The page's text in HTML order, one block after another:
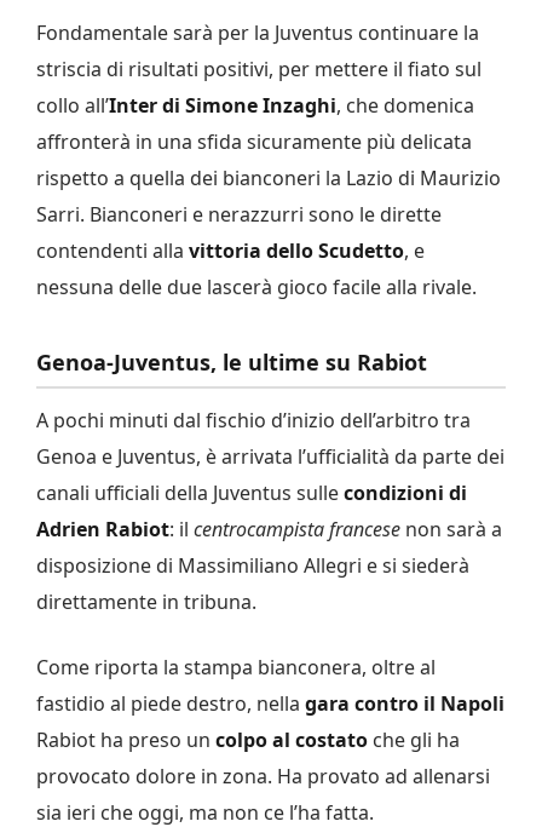
Fondamentale sarà per la Juventus continuare la
striscia di risultati positivi, per mettere il fiato sul
collo all’Inter di Simone Inzaghi, che domenica
affronterà in una sfida sicuramente più delicata
rispetto a quella dei bianconeri la Lazio di Maurizio
Sarri. Bianconeri e nerazzurri sono le dirette
contendenti alla vittoria dello Scudetto, e
nessuna delle due lascerà gioco facile alla rivale.
Genoa-Juventus, le ultime su Rabiot
A pochi minuti dal fischio d’inizio dell’arbitro tra
Genoa e Juventus, è arrivata l’ufficialità da parte dei
canali ufficiali della Juventus sullecondizioni di
Adrien Rabiot: il centrocampista francese non sarà a
disposizione di Massimiliano Allegri e si siederà
direttamente in tribuna.
Come riporta la stampa bianconera, oltre al
fastidio al piede destro, nella gara contro il Napoli
Rabiot ha preso un colpo al costato che gli ha
provocato dolore in zona. Ha provato ad allenarsi
sia ieri che oggi, ma non ce l’ha fatta.